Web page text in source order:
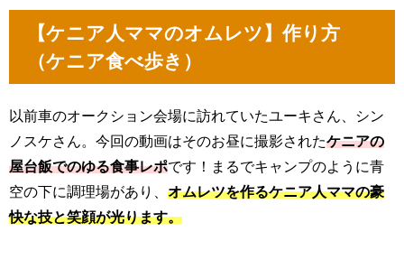
【ケニア人ママのオムレツ】作り方
（ケニア食べ歩き）
以前車のオークション会場に訪れていたユーキさん、シン
ノスケさん。今回の動画はそのお昼に撮影されたケニアの
屋台飯でのゆる食事レポです！まるでキャンプのように青
空の下に調理場があり、 オムレツを作るケニア人ママの豪
快な技と笑顔が光ります。